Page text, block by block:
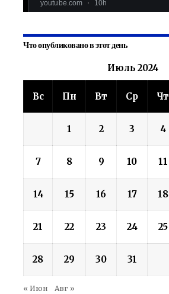
Что опубликовано в этот день
Июль 2024
Вс Пн Вт Ср Чт
1 2 3 4
7 8 9 10 11
14 15 16 17 18
21 22 23 24 25
28 29 30 31
« Июн Авг »